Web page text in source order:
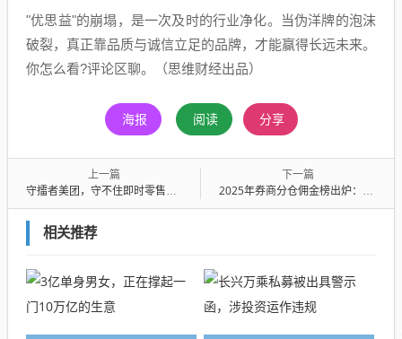
"优思益"的崩塌，是一次及时的行业净化。当伪洋牌的泡沫
破裂，真正靠品质与诚信立足的品牌，才能赢得长远未来。
你怎么看?评论区聊。（思维财经出品）
海报 阅读 分享
上一篇
守擂者美团，守不住即时零售的 “六成” 市场？
下一篇
2025年券商分仓佣金榜出炉：总佣金超110亿，申万宏源挺入前十，华源、华福证券成“黑马”
相关推荐